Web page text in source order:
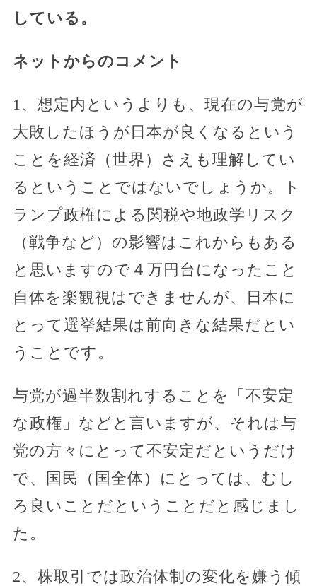
している。
ネットからのコメント
1、想定内というよりも、現在の与党が
大敗したほうが日本が良くなるという
ことを経済（世界）さえも理解してい
るということではないでしょうか。ト
ランプ政権による関税や地政学リスク
（戦争など）の影響はこれからもある
と思いますので４万円台になったこと
自体を楽観視はできませんが、日本に
とって選挙結果は前向きな結果だとい
うことです。
与党が過半数割れすることを「不安定
な政権」などと言いますが、それは与
党の方々にとって不安定だというだけ
で、国民（国全体）にとっては、むし
ろ良いことだということだと感じまし
た。
2、株取引では政治体制の変化を嫌う傾